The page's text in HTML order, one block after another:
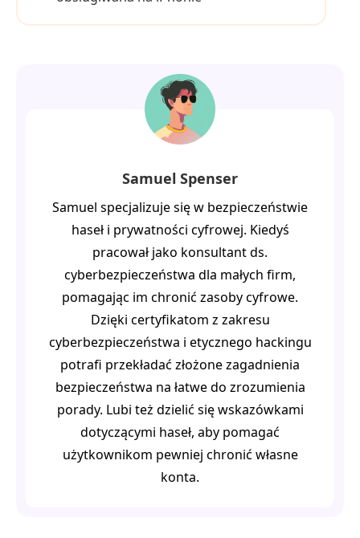
Samuel Spenser
Samuel specjalizuje się w bezpieczeństwie
haseł i prywatności cyfrowej. Kiedyś
pracował jako konsultant ds.
cyberbezpieczeństwa dla małych firm,
pomagając im chronić zasoby cyfrowe.
Dzięki certyfikatom z zakresu
cyberbezpieczeństwa i etycznego hackingu
potrafi przekładać złożone zagadnienia
bezpieczeństwa na łatwe do zrozumienia
porady. Lubi też dzielić się wskazówkami
dotyczącymi haseł, aby pomagać
użytkownikom pewniej chronić własne
konta.